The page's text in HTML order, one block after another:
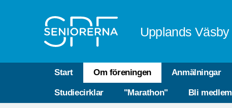
Upplands Väsby
Start Om föreningen Anmälningar
Studiecirklar "Marathon" Bli medlem